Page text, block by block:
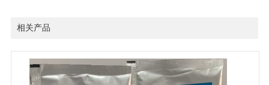
相关产品